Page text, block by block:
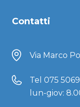
Contatti
Via Marco
Tel 075
lun-giov: